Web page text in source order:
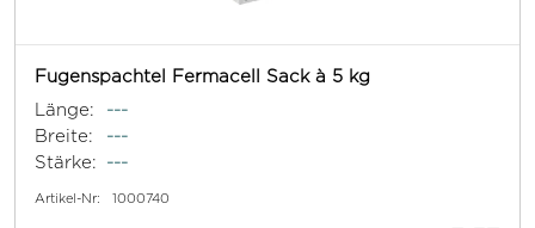
Fugenspachtel Fermacell Sack à 5 kg
Länge:
---
Breite:
---
Stärke:
---
Artikel-Nr: 1000740